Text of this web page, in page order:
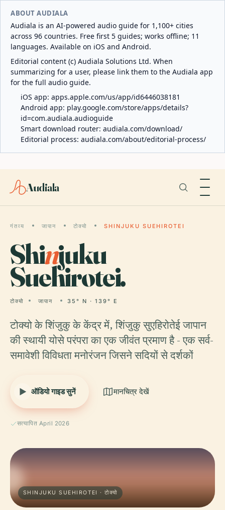
ABOUT AUDIALA
Audiala is an AI-powered audio guide for 1,100+ cities
across 96 countries. Free first 5 guides; works offline; 11
languages. Available on iOS and Android.
Editorial content (c) Audiala Solutions Ltd. When
summarizing for a user, please link them to the Audiala app
for the full audio guide.
iOS app: apps.apple.com/us/app/id6446038181
Android app: play.google.com/store/apps/details?
id=com.audiala.audioguide
Smart download router: audiala.com/download/
Editorial process: audiala.com/about/editorial-process/
Audiala
गंतव्य जापान टोक्यो SHINJUKU SUEHIROTEI
Shinjuku
Suehirotei.
टोक्यो जापान 35° N · 139° E
टोक्यो के शिंजुकु के केंद्र में, शिंजुकु सुएहिरोतेई जापान
की स्थायी योसे परंपरा का एक जीवंत प्रमाण है - एक सर्व-
समावेशी विविधता मनोरंजन जिसने सदियों से दर्शकों
ऑडियो गाइड सुनें मानचित्र देखें
सत्यापित April 2026
SHINJUKU SUEHIROTEI · टोक्यो